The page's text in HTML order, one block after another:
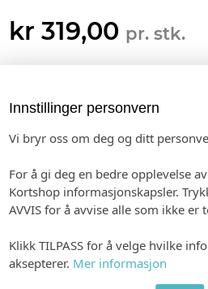
kr 319,00 pr. stk.
INVITASJON ETIKETTER
KLEENEX-BELTE FESTPROGRAM
Innstillinger personvern
Vi bryr oss om deg og ditt
For å gi deg en bedre opplevelse
Kortshop informasjonskapsler.
AVVIS for å avvise alle som ikke er
Klikk TILPASS for å velge hvilke
aksepterer. Mer informasjon